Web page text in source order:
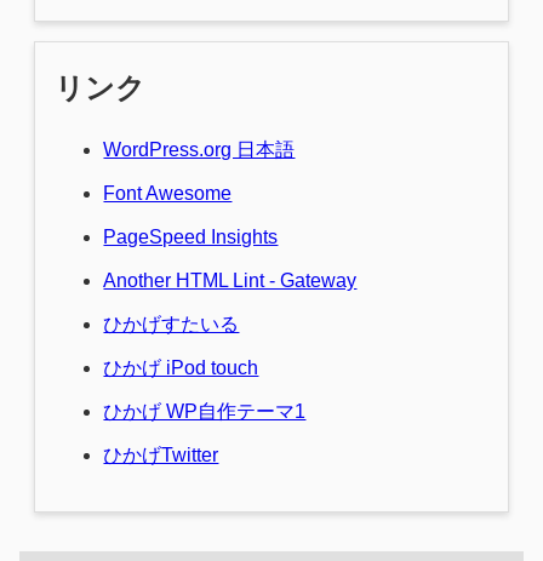
リンク
WordPress.org 日本語
Font Awesome
PageSpeed Insights
Another HTML Lint - Gateway
ひかげすたいる
ひかげ iPod touch
ひかげ WP自作テーマ1
ひかげTwitter